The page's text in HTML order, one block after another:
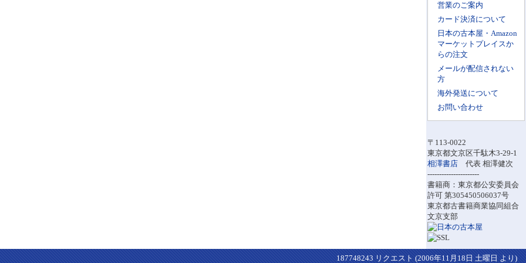
営業のご案内
カード決済について
日本の古本屋・Amazon
マーケットプレイスか
らの注文
メールが配信されない
方
海外発送について
お問い合わせ
〒113-0022
東京都文京区千駄木3-29-1
相澤書店 代表 相澤健次
----------------------
書籍商：東京都公安委員会
許可 第305450506037号
東京都古書籍商業協同組合
文京支部
187748243 リクエスト (2006年11月18日 土曜日 より)